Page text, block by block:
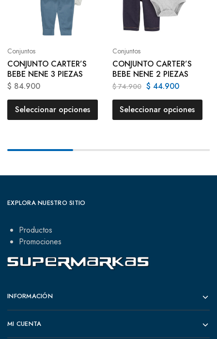
Conjuntos
CONJUNTO CARTER’S
BEBE NENE 3 PIEZAS
$ 84.900
Seleccionar opciones
Conjuntos
CONJUNTO CARTER’S
BEBE NENE 2 PIEZAS
$74.900 $ 44.900
Seleccionar opciones
EXPLORA NUESTRO SITIO
Productos
Promociones
INFORMACIÓN
MI CUENTA